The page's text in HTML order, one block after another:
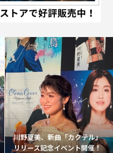
川野夏美、新曲「カクテル」
リリース記念イベント開催！